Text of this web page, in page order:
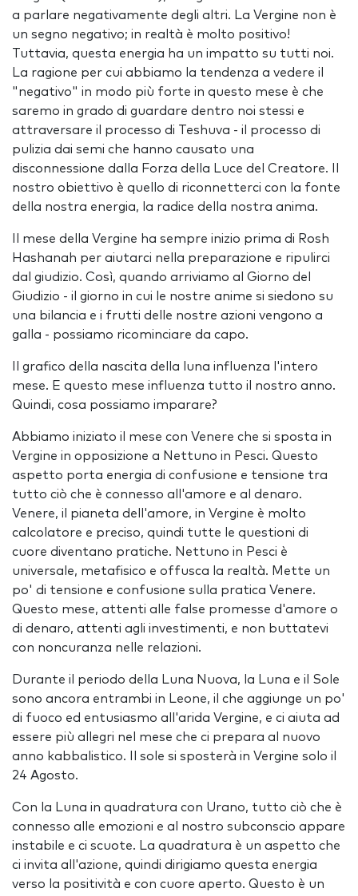
a parlare negativamente degli altri. La Vergine non è
un segno negativo; in realtà è molto positivo!
Tuttavia, questa energia ha un impatto su tutti noi.
La ragione per cui abbiamo la tendenza a vedere il
"negativo" in modo più forte in questo mese è che
saremo in grado di guardare dentro noi stessi e
attraversare il processo di Teshuva - il processo di
pulizia dai semi che hanno causato una
disconnessione dalla Forza della Luce del Creatore. Il
nostro obiettivo è quello di riconnetterci con la fonte
della nostra energia, la radice della nostra anima.
Il mese della Vergine ha sempre inizio prima di Rosh
Hashanah per aiutarci nella preparazione e ripulirci
dal giudizio. Così, quando arriviamo al Giorno del
Giudizio - il giorno in cui le nostre anime si siedono su
una bilancia e i frutti delle nostre azioni vengono a
galla - possiamo ricominciare da capo.
Il grafico della nascita della luna influenza l'intero
mese. E questo mese influenza tutto il nostro anno.
Quindi, cosa possiamo imparare?
Abbiamo iniziato il mese con Venere che si sposta in
Vergine in opposizione a Nettuno in Pesci. Questo
aspetto porta energia di confusione e tensione tra
tutto ciò che è connesso all'amore e al denaro.
Venere, il pianeta dell'amore, in Vergine è molto
calcolatore e preciso, quindi tutte le questioni di
cuore diventano pratiche. Nettuno in Pesci è
universale, metafisico e offusca la realtà. Mette un
po' di tensione e confusione sulla pratica Venere.
Questo mese, attenti alle false promesse d'amore o
di denaro, attenti agli investimenti, e non buttatevi
con noncuranza nelle relazioni.
Durante il periodo della Luna Nuova, la Luna e il Sole
sono ancora entrambi in Leone, il che aggiunge un po'
di fuoco ed entusiasmo all'arida Vergine, e ci aiuta ad
essere più allegri nel mese che ci prepara al nuovo
anno kabbalistico. Il sole si sposterà in Vergine solo il
24 Agosto.
Con la Luna in quadratura con Urano, tutto ciò che è
connesso alle emozioni e al nostro subconscio appare
instabile e ci scuote. La quadratura è un aspetto che
ci invita all'azione, quindi dirigiamo questa energia
verso la positività e con cuore aperto. Questo è un